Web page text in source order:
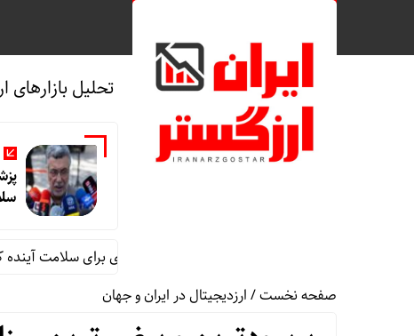
تحلیل بازارهای
توسعه آموزش پزشکی، سرمایه‌گذاری برای سلامت آینده کشور
صفحه نخست/ارزدیجیتال در ایران و جهان